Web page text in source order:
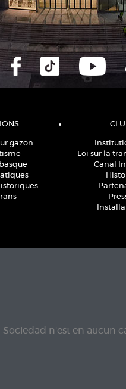
gazon
Loi sur la
Canal
Sociedad n'est en aucun